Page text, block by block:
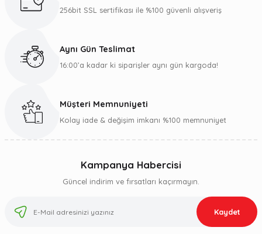
256bit SSL sertifikası ile %100 güvenli alışveriş
Aynı Gün Teslimat
16:00’a kadar ki siparişler aynı gün kargoda!
Müşteri Memnuniyeti
Kolay iade & değişim imkanı %100 memnuniyet
Kampanya Habercisi
Güncel indirim ve fırsatları kaçırmayın.
Kaydet